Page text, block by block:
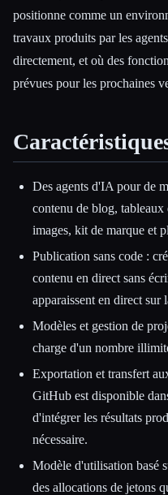
positionne comme un
travaux produits par les
directement, et où des
prévues pour les prochaines
Des agents d'IA pour de
contenu de blog,
images, kit de marque et
Publication sans code :
contenu en direct sans
apparaissent en direct sur
Modèles et gestion de
charge d'un nombre
Exportation et transfert
GitHub est disponible
d'intégrer les résultats
nécessaire.
Modèle d'utilisation basé
des allocations de jetons